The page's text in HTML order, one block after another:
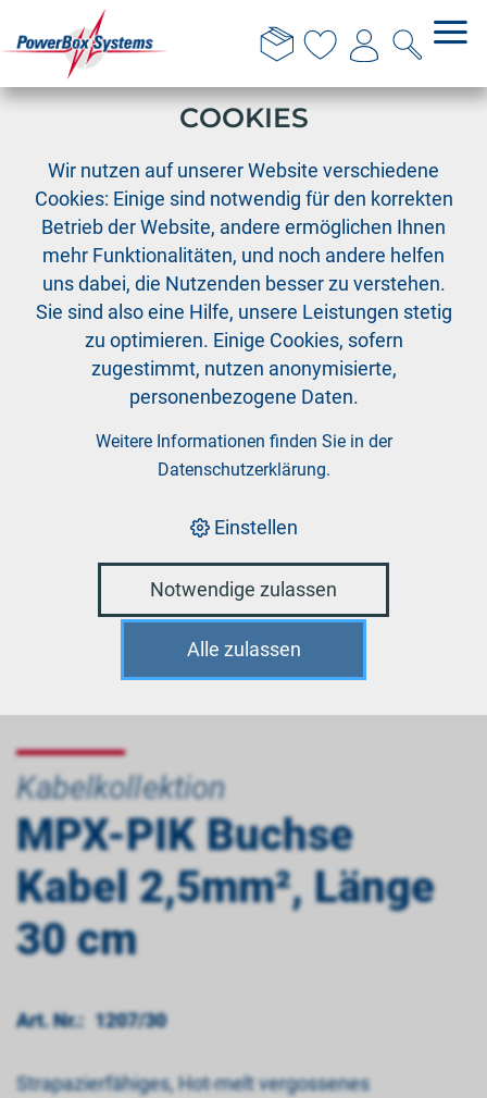
MPX-PIK Buchse Kabel 2,5mm², Länge 30 cm
Kabelkollektion
MPX-PIK Buchse
Kabel 2,5mm², Länge
30 cm
Art. Nr.: 1207/30
Strapazierfähiges, Hot-melt vergossenes
DIESE WEBSITE VERWENDET
COOKIES
Wir nutzen auf unserer Website verschiedene
Cookies: Einige sind notwendig für den korrekten
Betrieb der Website, andere ermöglichen Ihnen
mehr Funktionalitäten, und noch andere helfen
uns dabei, die Nutzenden besser zu verstehen.
Sie sind also eine Hilfe, unsere Leistungen stetig
zu optimieren. Einige Cookies, sofern
zugestimmt, nutzen anonymisierte,
personenbezogene Daten.
Weitere Informationen finden Sie in der
Datenschutzerklärung.
Einstellen
Notwendige zulassen
Alle zulassen